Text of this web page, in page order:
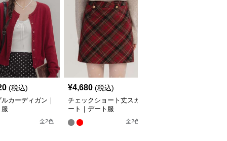
(税込)
カーディガン｜
全2色
¥4,680 (税込)
チェックショート丈スカ
ート｜デート服
全2色